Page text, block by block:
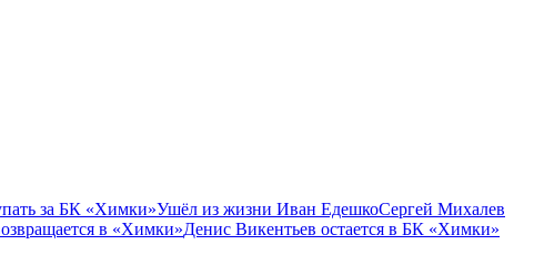
за БК «Химки»Ушёл из жизни Иван ЕдешкоСергей Михалев
в «Химки»Денис Викентьев остается в БК «Химки»